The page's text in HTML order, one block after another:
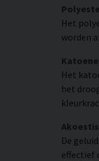
Het
worden
Het
het
De
effectief